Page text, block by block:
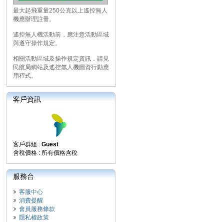
最大起飛重量250公克以上遙控無人
機應辦理註冊。
遙控無人機活動前，應注意活動區域
與遵守操作規定。
相關活動區域及操作規定資訊，請見
民航局網站及遙控無人機圖資行動應
用程式。
客戶資訊
客戶群組 : Guest
含稅價格 : 所有價格含稅
服務台
客服中心
消費提醒
會員服務條款
隱私權政策